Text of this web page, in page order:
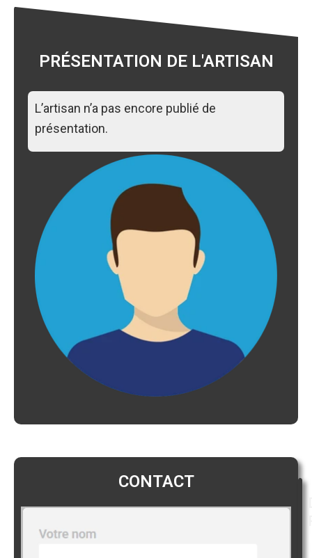
PRÉSENTATION DE L'ARTISAN
L’artisan n’a pas encore publié de
présentation.
CONTACT